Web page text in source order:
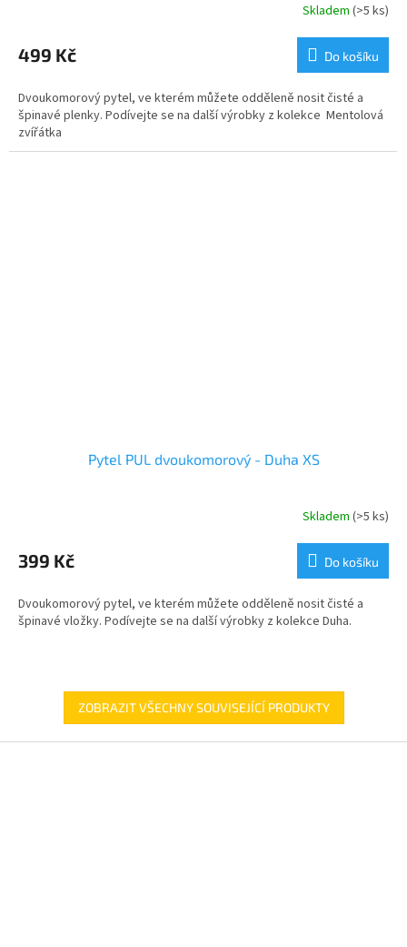
Skladem (>5 ks)
499 Kč Do košíku
Dvoukomorový pytel, ve kterém můžete odděleně nosit čisté a
špinavé plenky. Podívejte se na další výrobky z kolekce Mentolová
zvířátka
Pytel PUL dvoukomorový - Duha XS
Skladem (>5 ks)
399 Kč Do košíku
Dvoukomorový pytel, ve kterém můžete odděleně nosit čisté a
špinavé vložky. Podívejte se na další výrobky z kolekce Duha.
ZOBRAZIT VŠECHNY SOUVISEJÍCÍ PRODUKTY